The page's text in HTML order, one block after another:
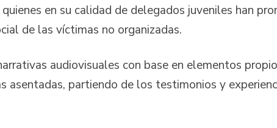
en su calidad de delegados juveniles han
de las víctimas no organizadas.
audiovisuales con base en elementos
partiendo de los testimonios y